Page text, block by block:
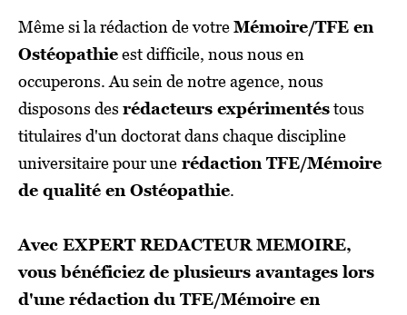
Même si la rédaction de votreMémoire/TFE en
Ostéopathieest difficile, nous nous en
occuperons. Au sein de notre agence, nous
disposons des rédacteurs expérimentéstous
titulaires d'un doctorat dans chaque discipline
universitaire pour une rédaction TFE/Mémoire
de qualité en Ostéopathie.
Avec EXPERT REDACTEUR MEMOIRE,
vous bénéficiez de plusieurs avantages lors
d'une rédaction du TFE/Mémoire en